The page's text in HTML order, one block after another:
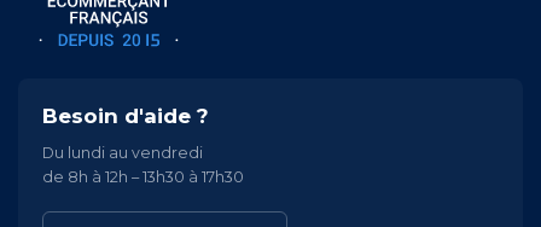
Besoin d'aide ?
Du lundi au vendredi
de 8h à 12h – 13h30 à 17h30